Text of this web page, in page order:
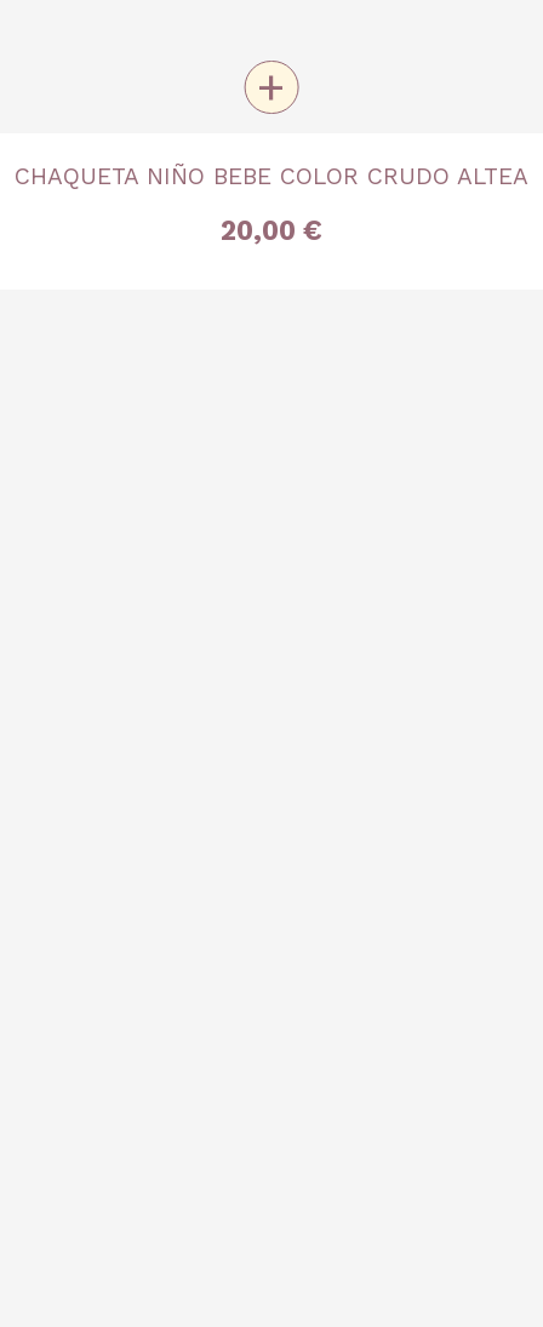
3 meses 6 meses 9 meses 18 meses
+
CHAQUETA NIÑO BEBE COLOR CRUDO ALTEA
20,00 €